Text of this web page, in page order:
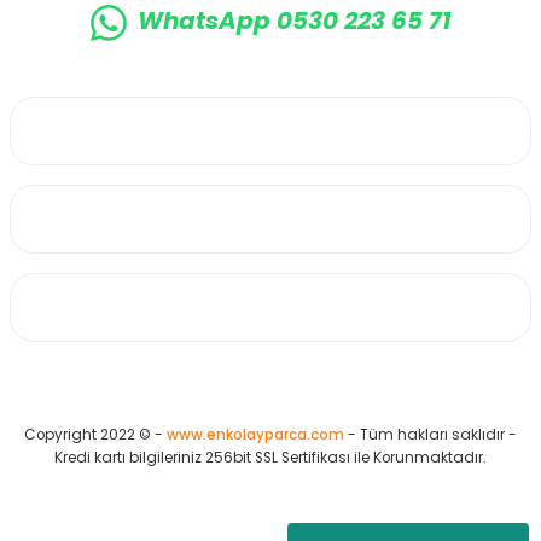
WhatsApp 0530 223 65 71
Copyright 2022 © - www.enkolayparca.com - Tüm hakları saklıdır -
Kredi kartı bilgileriniz 256bit SSL Sertifikası ile Korunmaktadır.